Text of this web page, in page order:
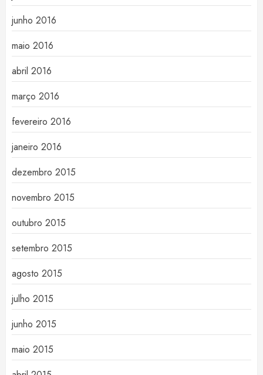
junho 2016
maio 2016
abril 2016
março 2016
fevereiro 2016
janeiro 2016
dezembro 2015
novembro 2015
outubro 2015
setembro 2015
agosto 2015
julho 2015
junho 2015
maio 2015